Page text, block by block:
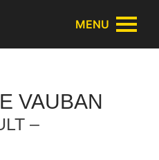
MENU
VAUBAN
–